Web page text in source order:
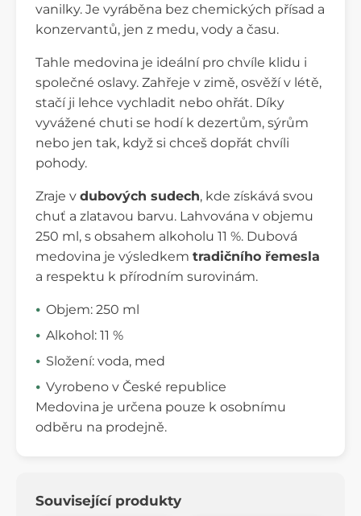
vanilky. Je vyráběna bez chemických přísad a
konzervantů, jen z medu, vody a času.
Tahle medovina je ideální pro chvíle klidu i
společné oslavy. Zahřeje v zimě, osvěží v létě,
stačí ji lehce vychladit nebo ohřát. Díky
vyvážené chuti se hodí k dezertům, sýrům
nebo jen tak, když si chceš dopřát chvíli
pohody.
Zraje v dubových sudech, kde získává svou
chuť a zlatavou barvu. Lahvována v objemu
250 ml, s obsahem alkoholu 11 %. Dubová
medovina je výsledkem tradičního řemesla
a respektu k přírodním surovinám.
Objem: 250 ml
Alkohol: 11 %
Složení: voda, med
Vyrobeno v České republice
Medovina je určena pouze k osobnímu
odběru na prodejně.
Související produkty